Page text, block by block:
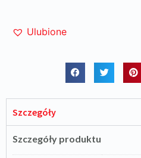
Ulubione
Szczegóły
Szczegóły produktu